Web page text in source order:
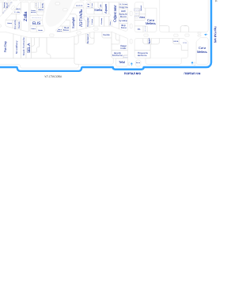
Сити
Мебель
CUCINA
CampanaHome
Планета
мебель
Tefal
Центр
Мебели
Люди
плюс
Vaide
Belwest
SELA
Mark Formelle
Nice&Easy
Кавалер
Мир часов
ELITMIRAPHONE
HELLO!
G-shine
Универ Incanto Салко
Zolla
ELIS
Glance Sokolov
Milavitsa
КУБ ROSTIC'S
ЛЭТУАЛЬ
Sunlight
Наше
Золото
Нью
Мен
Лиарми Фавори Масимар Микс
Аршин
ДЛФ
Stella
Grass
Чио
Чио
Модуль
ААС
Пальто
Вэлл
Бункер
Фор
Мен
DaniLand
Много
Мебели
Сити
Мебель
E1
Вита-Арт
Fun Day
Атанян
дисконт Офисмаг